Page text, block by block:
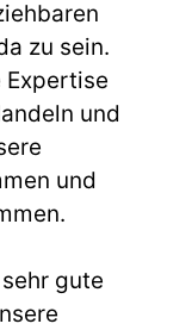
zu sein.
Expertise
und
und
gute